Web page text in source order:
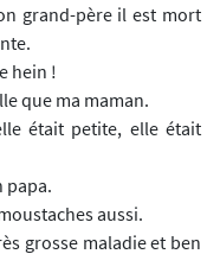
grand-père il est mort
hein !
que ma maman.
était petite, elle était
papa.
aussi.
grosse maladie et ben